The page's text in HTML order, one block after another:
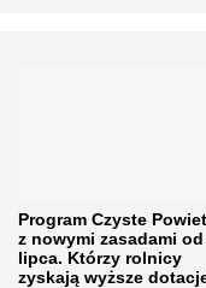
Program Czyste
z nowymi zasadami od
lipca. Którzy rolnicy
zyskają wyższe